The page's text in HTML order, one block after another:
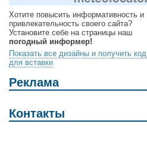
Хотите повысить информативность и
привлекательность своего сайта?
Установите себе на страницы наш
погодный информер!
Показать все дизайны и получить код
для вставки
Реклама
Контакты